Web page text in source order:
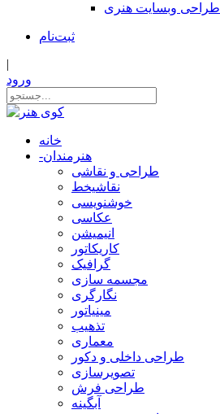
طراحی وبسایت هنری
ثبت‌نام
|
ورود
خانه
-هنرمندان
طراحی و نقاشی
نقاشیخط
خوشنویسی
عکاسی
انیمیشن
کاریکاتور
گرافیک
مجسمه سازی
نگارگری
مینیاتور
تذهیب
معماری
طراحی داخلی و دکور
تصویرسازی
طراحی فرش
آبگینه